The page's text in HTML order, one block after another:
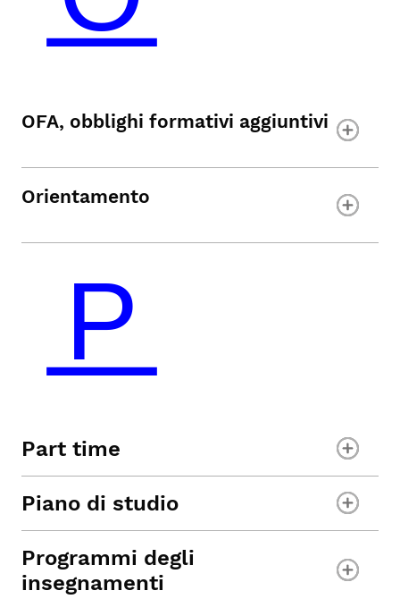
OFA, obblighi formativi aggiuntivi
Orientamento
Part time
Piano di studio
Programmi degli
insegnamenti